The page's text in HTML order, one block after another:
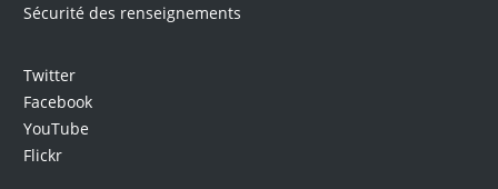
Sécurité des renseignements
Twitter
Facebook
YouTube
Flickr